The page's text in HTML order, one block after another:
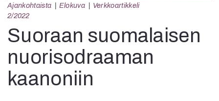
Levyt
Kirjat
In English
Esitystaide
Arkisto
Ajankohtaista Elokuva
Verkkoartikkeli
2/2022
Suoraan suomalaisen
nuorisodraaman
kaanoniin